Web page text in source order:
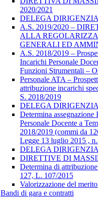
2020/2021
DELEGA
A.S. 2019/2020 –
ALLA
GENERALI ED
A.S. 2018/2019 –
Incarichi Personale
Funzioni Strumentali –
Personale ATA –
attribuzione incarichi
S. 2018/2019
DELEGA
Determina assegnazione
Personale Docente a
2018/2019 (commi da
Legge 13 luglio 2015 ,
DELEGA
DIRETTIVE DI
Determina di
127, L. 107/2015
Valorizzazione del
Bandi di gara e contratti